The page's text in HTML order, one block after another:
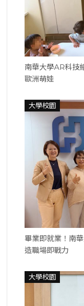
南華大學AR科
歐洲萌娃
大學校園
畢業即就業！南
造職場即戰力
大學校園